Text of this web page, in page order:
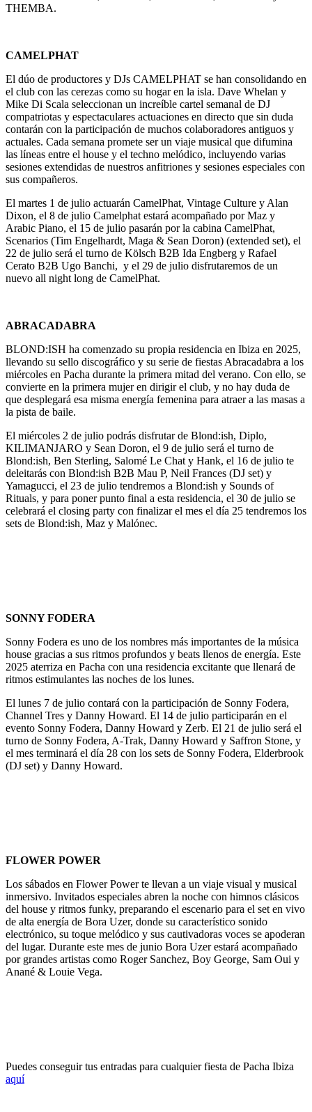
THEMBA.
CAMELPHAT
El dúo de productores y DJs CAMELPHAT se han consolidando en
el club con las cerezas como su hogar en la isla. Dave Whelan y
Mike Di Scala seleccionan un increíble cartel semanal de DJ
compatriotas y espectaculares actuaciones en directo que sin duda
contarán con la participación de muchos colaboradores antiguos y
actuales. Cada semana promete ser un viaje musical que difumina
las líneas entre el house y el techno melódico, incluyendo varias
sesiones extendidas de nuestros anfitriones y sesiones especiales con
sus compañeros.
El martes 1 de julio actuarán CamelPhat, Vintage Culture y Alan
Dixon, el 8 de julio Camelphat estará acompañado por Maz y
Arabic Piano, el 15 de julio pasarán por la cabina CamelPhat,
Scenarios (Tim Engelhardt, Maga & Sean Doron) (extended set), el
22 de julio será el turno de Kölsch B2B Ida Engberg y Rafael
Cerato B2B Ugo Banchi, y el 29 de julio disfrutaremos de un
nuevo all night long de CamelPhat.
ABRACADABRA
BLOND:ISH ha comenzado su propia residencia en Ibiza en 2025,
llevando su sello discográfico y su serie de fiestas Abracadabra a los
miércoles en Pacha durante la primera mitad del verano. Con ello, se
convierte en la primera mujer en dirigir el club, y no hay duda de
que desplegará esa misma energía femenina para atraer a las masas a
la pista de baile.
El miércoles 2 de julio podrás disfrutar de Blond:ish, Diplo,
KILIMANJARO y Sean Doron, el 9 de julio será el turno de
Blond:ish, Ben Sterling, Salomé Le Chat y Hank, el 16 de julio te
deleitarás con Blond:ish B2B Mau P, Neil Frances (DJ set) y
Yamagucci, el 23 de julio tendremos a Blond:ish y Sounds of
Rituals, y para poner punto final a esta residencia, el 30 de julio se
celebrará el closing party con finalizar el mes el día 25 tendremos los
sets de Blond:ish, Maz y Malónec.
SONNY FODERA
Sonny Fodera es uno de los nombres más importantes de la música
house gracias a sus ritmos profundos y beats llenos de energía. Este
2025 aterriza en Pacha con una residencia excitante que llenará de
ritmos estimulantes las noches de los lunes.
El lunes 7 de julio contará con la participación de Sonny Fodera,
Channel Tres y Danny Howard. El 14 de julio participarán en el
evento Sonny Fodera, Danny Howard y Zerb. El 21 de julio será el
turno de Sonny Fodera, A-Trak, Danny Howard y Saffron Stone, y
el mes terminará el día 28 con los sets de Sonny Fodera, Elderbrook
(DJ set) y Danny Howard.
FLOWER POWER
Los sábados en Flower Power te llevan a un viaje visual y musical
inmersivo. Invitados especiales abren la noche con himnos clásicos
del house y ritmos funky, preparando el escenario para el set en vivo
de alta energía de Bora Uzer, donde su característico sonido
electrónico, su toque melódico y sus cautivadoras voces se apoderan
del lugar. Durante este mes de junio Bora Uzer estará acompañado
por grandes artistas como Roger Sanchez, Boy George, Sam Oui y
Anané & Louie Vega.
Puedes conseguir tus entradas para cualquier fiesta de Pacha Ibiza
aquí